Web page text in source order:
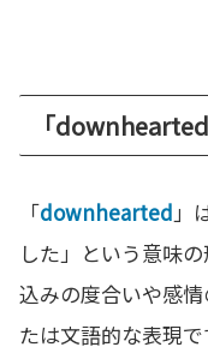
「
「downhearted」
した」という意味
込みの度合いや感
たは文語的な表現